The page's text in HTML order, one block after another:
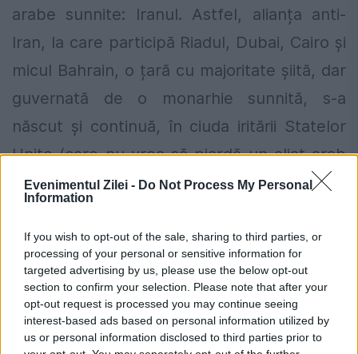
Evenimentul Zilei - Do Not Process My Personal
Information
If you wish to opt-out of the sale, sharing to third parties, or
processing of your personal or sensitive information for
targeted advertising by us, please use the below opt-out
section to confirm your selection. Please note that after your
opt-out request is processed you may continue seeing
interest-based ads based on personal information utilized by
us or personal information disclosed to third parties prior to
arabe sunnite: Iranul. Astfel, alianța anti-
Iran, la care participă Riadul, Dubai, Cairo și
micul Bahrain, o țară cu majoritate șiită, dar
guvernată de o monarhie sunnită, s-a
născut și continuă, în ciuda iritării Statelor
Unite (care nu vrea să piardă un aliat arab
prețios și bogat și nici să îl arunce în mâinile
SUA-Arabia: o alianță necesară, dar fragilă
Ultimatumul dictat la Doha era practic
inacceptabil chiar de la început: impunea,
printre altele, întreruperea relațiilor cu